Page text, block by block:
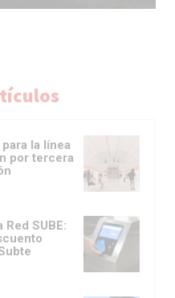
la línea
por tercera
Red SUBE: